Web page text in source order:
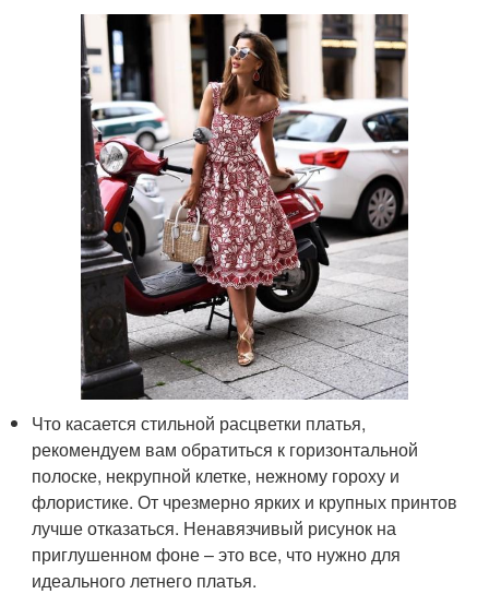
Что касается стильной расцветки платья,
рекомендуем вам обратиться к горизонтальной
полоске, некрупной клетке, нежному гороху и
флористике. От чрезмерно ярких и крупных принтов
лучше отказаться. Ненавязчивый рисунок на
приглушенном фоне – это все, что нужно для
идеального летнего платья.